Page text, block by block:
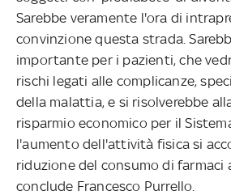
Sarebbe veramente l'ora di
convinzione questa strada.
importante per i pazienti, che
rischi legati alle complicanze,
della malattia, e si risolverebbe
risparmio economico per il
l'aumento dell'attività fisica si
riduzione del consumo di farmaci
conclude Francesco Purrello.